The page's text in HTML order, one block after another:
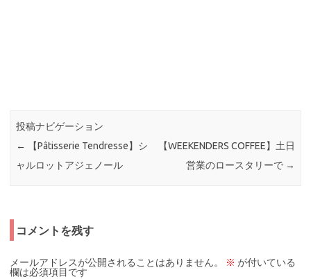
投稿ナビゲーション
←
【Pâtisserie Tendresse】シ
ャルロットアジェノール
【WEEKENDERS COFFEE】土日
営業のロースタリーで →
コメントを残す
メールアドレスが公開されることはありません。 ※ が付いている
欄は必須項目です